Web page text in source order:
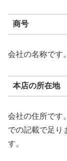
商号
会社の名称です。
本店の所在地
会社の住所です
での記載で足り
す。